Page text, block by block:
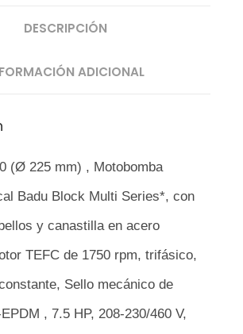
DESCRIPCIÓN
ADICIONAL
(Ø 225 mm) , Motobomba
Badu Block Multi Series*, con
y canastilla en acero
TEFC de 1750 rpm, trifásico,
Sello mecánico de
, 7.5 HP, 208-230/460 V,